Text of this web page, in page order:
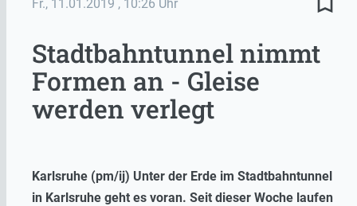
Fr., 11.01.2019 , 10:26 Uhr
Stadtbahntunnel nimmt
Formen an - Gleise
werden verlegt
Karlsruhe (pm/ij) Unter der Erde im Stadtbahntunnel
in Karlsruhe geht es voran. Seit dieser Woche laufen